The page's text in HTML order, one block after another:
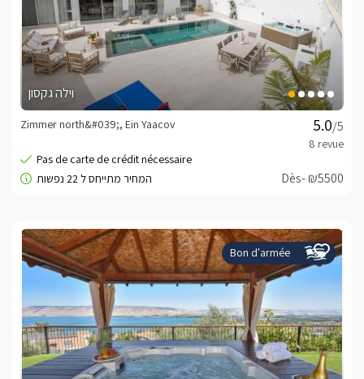
וילה גקסון
/5
Zimmer north&#039;, Ein Yaacov
Dès- ₪5500
Bon d'armée